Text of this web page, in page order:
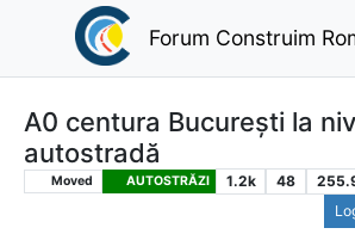
Forum Construim
A0 centura București la
autostradă
Moved AUTOSTRĂZI 1.2k 48